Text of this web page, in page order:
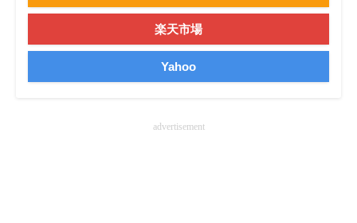
楽天市場
Yahoo
advertisement